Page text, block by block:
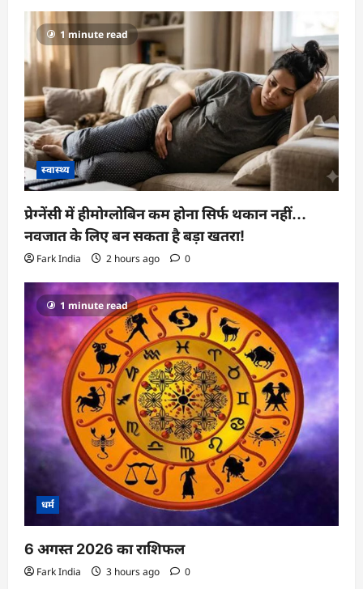
1 minute read
स्वास्थ्य
प्रेग्नेंसी में हीमोग्लोबिन कम होना सिर्फ थकान नहीं…
नवजात के लिए बन सकता है बड़ा खतरा!
Fark India 2 hours ago 0
1 minute read
धर्म
6 अगस्त 2026 का राशिफल
Fark India 3 hours ago 0